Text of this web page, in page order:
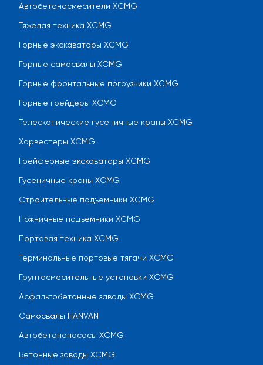
Автобетоносмесители XCMG
Тяжелая техника XCMG
Горные экскаваторы XCMG
Горные самосвалы XCMG
Горные фронтальные погрузчики XCMG
Горные грейдеры XCMG
Телескопические гусеничные краны XCMG
Харвестеры XCMG
Грейферные экскаваторы XCMG
Гусеничные краны XCMG
Строительные подъемники XCMG
Ножничные подъемники XCMG
Портовая техника XCMG
Терминальные портовые тягачи XCMG
Грунтосмесительные установки XCMG
Асфальтобетонные заводы XCMG
Самосвалы HANVAN
Автобетононасосы XCMG
Бетонные заводы XCMG